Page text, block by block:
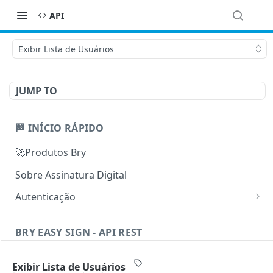
API
Exibir Lista de Usuários
JUMP TO
🏁 INÍCIO RÁPIDO
🚀Produtos Bry
Sobre Assinatura Digital
Autenticação
BRY EASY SIGN - API REST
Exibir Lista de Usuários